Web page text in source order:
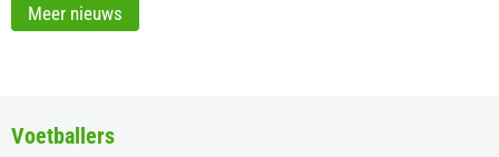
Meer nieuws
Voetballers